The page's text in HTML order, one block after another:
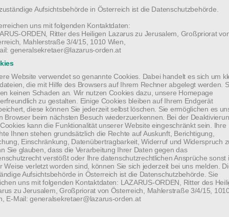
des Arbeitsgesprächs war die Situation in
für den ersehnten Frieden. Einen besonderen
der melkitischen Kirche und ihre Bestrebungen,
vor Ort Hoffnung zu geben, sodass sie
Der prekären Lage der Christen wurde dabei
Der Patriarch informierte über seine Projekte in
die Notwendigkeit den ausgebombten
zu machen, um ihnen eine Perspektive in
seinen keine Lösung, man müsse den
zu können, weil sie dort auch eine Zukunft
Generalsekretär um Unterstützung für seine
von UNHCR und Caritas gestützt werden.
das Prämonstratenser Stift Geras.
Aufsichtsbehörde in Österreich ist die Datenschutzbehörde.
uns mit folgenden Kontaktdaten:
ORDEN, Ritter des Heiligen Lazarus zu Jerusalem, Großpriorat
Mahlerstraße 3/4/15, 1010 Wien,
generalsekretaer@lazarus-orden.at
Website verwendet so genannte Cookies. Dabei handelt es sich um
die mit Hilfe des Browsers auf Ihrem Rechner abgelegt werden.
keinen Schaden an. Wir nutzen Cookies dazu, unsere Homepage
zu gestalten. Einige Cookies bleiben auf Ihrem Endgerät
diese können Sie jederzeit selbst löschen. Sie ermöglichen es
Browser beim nächsten Besuch wiederzuerkennen. Bei der
kann die Funktionalität unserer Website eingeschränkt sein. Ihre
Ihnen stehen grundsätzlich die Rechte auf Auskunft, Berichtigung,
Einschränkung, Datenübertragbarkeit, Widerruf und Widerspruch
Sie glauben, dass die Verarbeitung Ihrer Daten gegen das
verstößt oder Ihre datenschutzrechtlichen Ansprüche sonst
Weise verletzt worden sind, können Sie sich jederzeit bei uns melden.
Aufsichtsbehörde in Österreich ist die Datenschutzbehörde. Sie
uns mit folgenden Kontaktdaten: LAZARUS-ORDEN, Ritter des
zu Jerusalem, Großpriorat von Österreich, Mahlerstraße 3/4/15,
E-Mail: generalsekretaer@lazarus-orden.at